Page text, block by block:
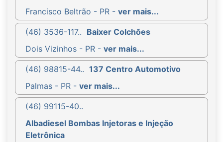
Francisco Beltrão - PR - ver mais...
(46) 3536-117.. Baixer Colchões
Dois Vizinhos - PR - ver mais...
(46) 98815-44.. 137 Centro Automotivo
Palmas - PR - ver mais...
(46) 99115-40..
Albadiesel Bombas Injetoras e Injeção
Eletrônica